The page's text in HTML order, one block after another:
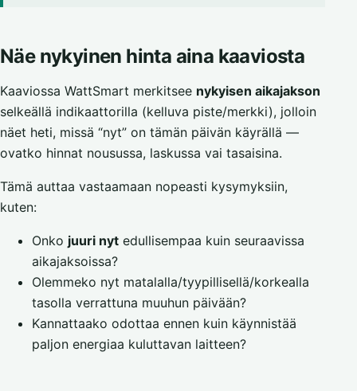
Näe nykyinen hinta aina kaaviosta
Kaaviossa WattSmart merkitsee nykyisen aikajakson
selkeällä indikaattorilla (kelluva piste/merkki), jolloin
näet heti, missä “nyt” on tämän päivän käyrällä —
ovatko hinnat nousussa, laskussa vai tasaisina.
Tämä auttaa vastaamaan nopeasti kysymyksiin,
kuten:
Onko juuri nyt edullisempaa kuin seuraavissa
aikajaksoissa?
Olemmeko nyt matalalla/tyypillisellä/korkealla
tasolla verrattuna muuhun päivään?
Kannattaako odottaa ennen kuin käynnistää
paljon energiaa kuluttavan laitteen?